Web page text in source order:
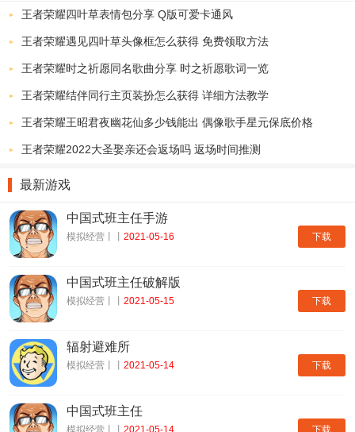
王者荣耀四叶草表情包分享 Q版可爱卡通风
王者荣耀遇见四叶草头像框怎么获得 免费领取方法
王者荣耀时之祈愿同名歌曲分享 时之祈愿歌词一览
王者荣耀结伴同行主页装扮怎么获得 详细方法教学
王者荣耀王昭君夜幽花仙多少钱能出 偶像歌手星元保底价格
王者荣耀2022大圣娶亲还会返场吗 返场时间推测
最新游戏
下载
中国式班主任手游
模拟经营丨丨 2021-05-16
下载
中国式班主任破解版
模拟经营丨丨 2021-05-15
下载
辐射避难所
模拟经营丨丨 2021-05-14
下载
中国式班主任
模拟经营丨丨 2021-05-14